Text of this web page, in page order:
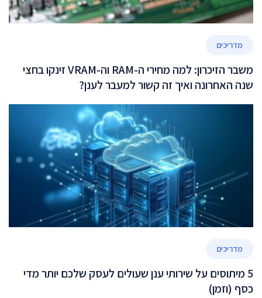
מדריכים
משבר הזיכרון: למה מחירי ה-RAM וה-VRAM זינקו בחצי
שנה האחרונה ואיך זה קשור למעבר לענן?
מדריכים
5 מיתוסים על שירותי ענן שעולים לעסק שלכם יותר מדי
כסף (וזמן)